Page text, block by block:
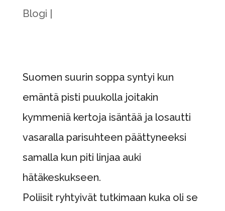
Blogi
Suomen suurin soppa syntyi kun
emäntä pisti puukolla joitakin
kymmeniä kertoja isäntää ja losautti
vasaralla parisuhteen päättyneeksi
samalla kun piti linjaa auki
hätäkeskukseen.
Poliisit ryhtyivät tutkimaan kuka oli se